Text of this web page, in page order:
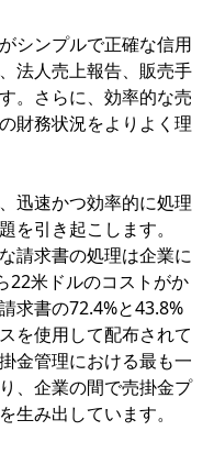
シンプルで正確な信用
法人売上報告、販売手
。さらに、効率的な売
財務状況をよりよく理
迅速かつ効率的に処理
を引き起こします。
請求書の処理は企業に
22米ドルのコストがか
求書の72.4%と43.8%
を使用して配布されて
金管理における最も一
、企業の間で売掛金プ
生み出しています。